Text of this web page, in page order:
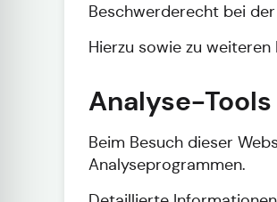
Beschwerderecht bei
Hierzu sowie zu
Analyse-
Beim Besuch dieser
Analyseprogrammen.